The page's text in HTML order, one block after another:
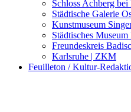
Schloss Achberg bei
Städtische Galerie
Kunstmuseum
Städtisches
Freundeskreis
Karlsruhe | ZKM
Feuilleton / Kultur-